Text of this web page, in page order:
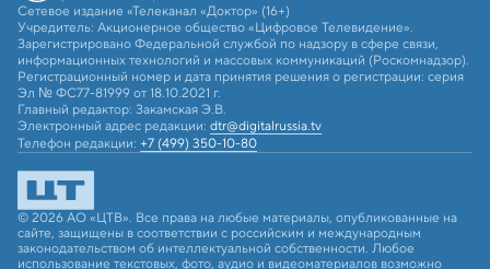
Сетевое издание «Телеканал «Доктор» (16+)
Учредитель: Акционерное общество «Цифровое Телевидение».
Зарегистрировано Федеральной службой по надзору в сфере связи,
информационных технологий и массовых коммуникаций (Роскомнадзор).
Регистрационный номер и дата принятия решения о регистрации: серия
Эл № ФС77-81999 от 18.10.2021 г.
Главный редактор: Закамская Э.В.
Электронный адрес редакции: dtr@digitalrussia.tv
Телефон редакции: +7 (499) 350-10-80
© 2026 АО «ЦТВ». Все права на любые материалы, опубликованные на
сайте, защищены в соответствии с российским и международным
законодательством об интеллектуальной собственности. Любое
использование текстовых, фото, аудио и видеоматериалов возможно